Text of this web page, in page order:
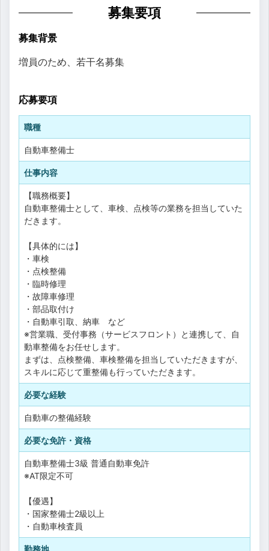
募集要項
募集背景
増員のため、若干名募集
応募要項
職種
自動車整備士
仕事内容
【職務概要】
自動車整備士として、車検、点検等の業務を担当していた
だきます。
【具体的には】
・車検
・点検整備
・臨時修理
・故障車修理
・部品取付け
・自動車引取、納車 など
※営業職、受付事務（サービスフロント）と連携して、自
動車整備をお任せします。
まずは、点検整備、車検整備を担当していただきますが、
スキルに応じて重整備も行っていただきます。
必要な経験
自動車の整備経験
必要な免許・資格
自動車整備士3級 普通自動車免許
※AT限定不可
【優遇】
・国家整備士2級以上
・自動車検査員
勤務地